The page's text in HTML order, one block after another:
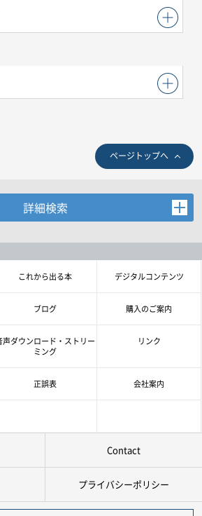
ページトップへ
詳細検索
択後検索ボタンを押してください。
レベル
これから出る本 デジタルコンテンツ
ブログ 購入のご案内
声ダウンロード・ストリー
ミング
リンク
正誤表 会社案内
Contact
プライバシーポリシー